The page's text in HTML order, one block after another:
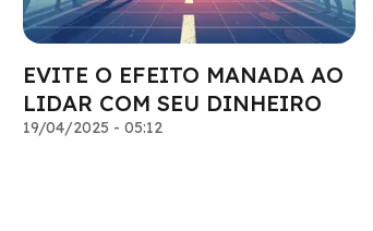
EVITE O EFEITO MANADA AO
LIDAR COM SEU DINHEIRO
19/04/2025 - 05:12